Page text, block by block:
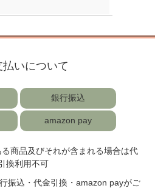
払いについて
銀行振込
amazon pay
商品及びそれが含まれる場合は代
換利用不可
振込・代金引換・amazon payがご